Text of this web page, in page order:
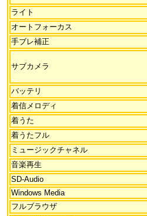
ライト
オートフォーカス
手ブレ補正
サブカメラ
バッテリ
着信メロディ
着うた
着うたフル
ミュージックチャネル
音楽再生
SD-Audio
Windows Media
フルブラウザ